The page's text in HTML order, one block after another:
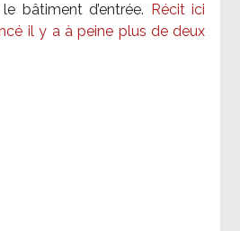
bâtiment d’entrée.
Récit ici
il y a à peine plus de deux